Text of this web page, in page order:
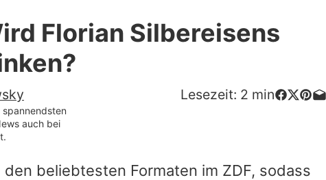
Stars
Filme & Serien
Familie & Liebe
Florian Silbereisens
Lesezeit: 2 min
auch bei
beliebtesten Formaten im ZDF, sodass